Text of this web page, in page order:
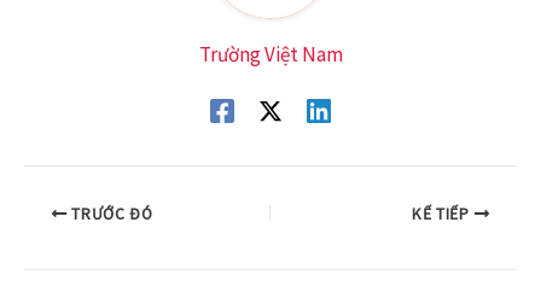
Trường Việt Nam
TRƯỚC ĐÓ KẾ TIẾP